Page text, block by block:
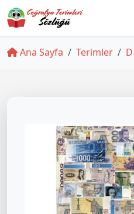
Ana Sayfa Terimler